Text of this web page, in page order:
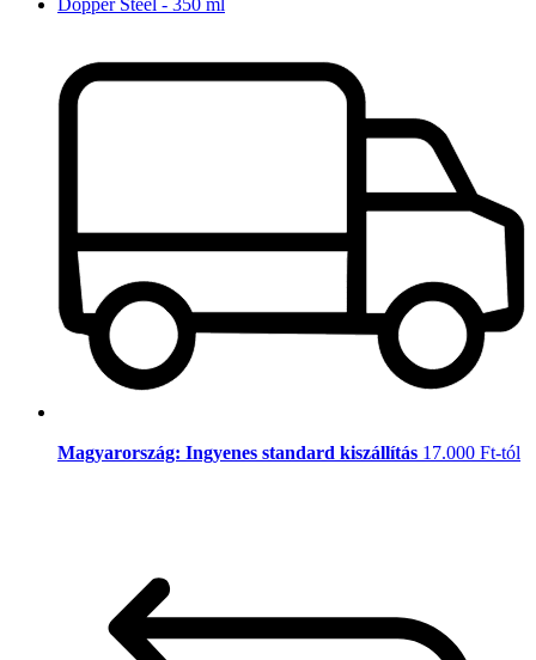
Magyarország: Ingyenes standard kiszállítás 17.000 Ft-tól